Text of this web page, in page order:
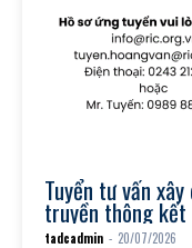
Tuyển tư vấn
truyền thông kết
tadcadmin - 20/07/2026